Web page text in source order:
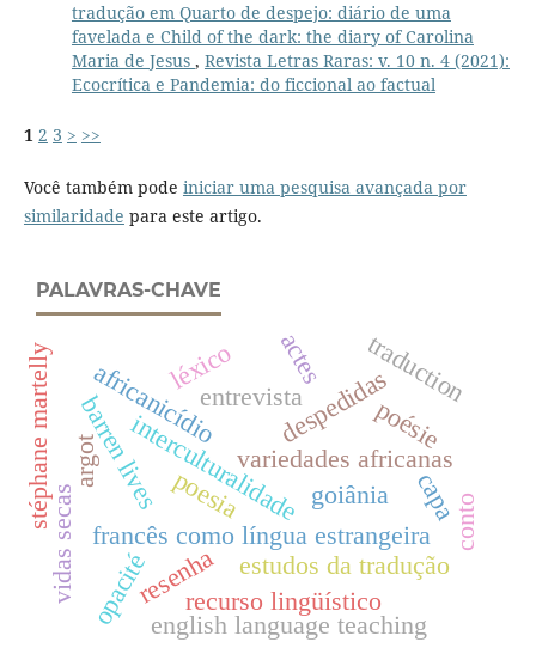
tradução em Quarto de despejo: diário de uma
favelada e Child of the dark: the diary of Carolina
Maria de Jesus , Revista Letras Raras: v. 10 n. 4 (2021):
Ecocrítica e Pandemia: do ficcional ao factual
1 2 3 > >>
Você também pode iniciar uma pesquisa avançada por
similaridade para este artigo.
PALAVRAS-CHAVE
francês como língua estrangeira
interculturalidadevariedades africanas
africanicídio
goiânia
vidas secas
barren lives
estudos da tradução
resenha
despedidas
entrevista
stéphane martelly poésie
opacité
traduction
argot
léxico
recurso lingüístico
english language teaching
poesia capaconto
actes